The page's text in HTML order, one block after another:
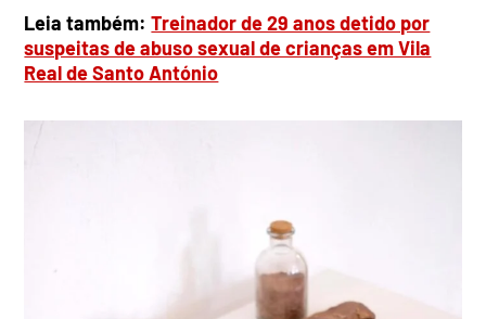
Leia também:Treinador de 29 anos detido por
suspeitas de abuso sexual de crianças em Vila
Real de Santo António